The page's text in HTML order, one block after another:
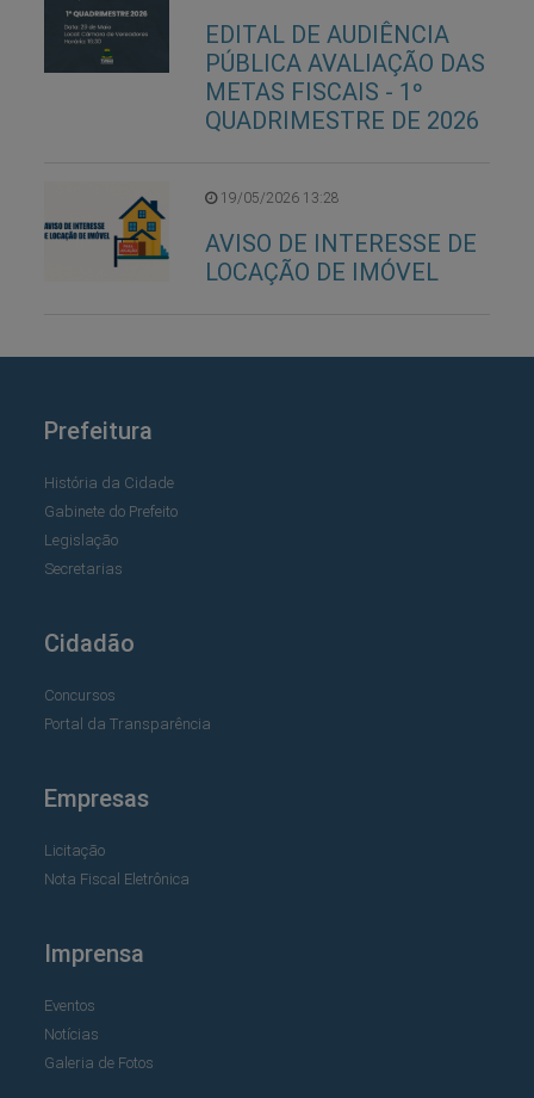
EDITAL DE AUDIÊNCIA
PÚBLICA AVALIAÇÃO DAS
METAS FISCAIS - 1º
QUADRIMESTRE DE 2026
19/05/2026 13:28
AVISO DE INTERESSE DE
LOCAÇÃO DE IMÓVEL
Prefeitura
História da Cidade
Gabinete do Prefeito
Legislação
Secretarias
Cidadão
Concursos
Portal da Transparência
Empresas
Licitação
Nota Fiscal Eletrônica
Imprensa
Eventos
Notícias
Galeria de Fotos